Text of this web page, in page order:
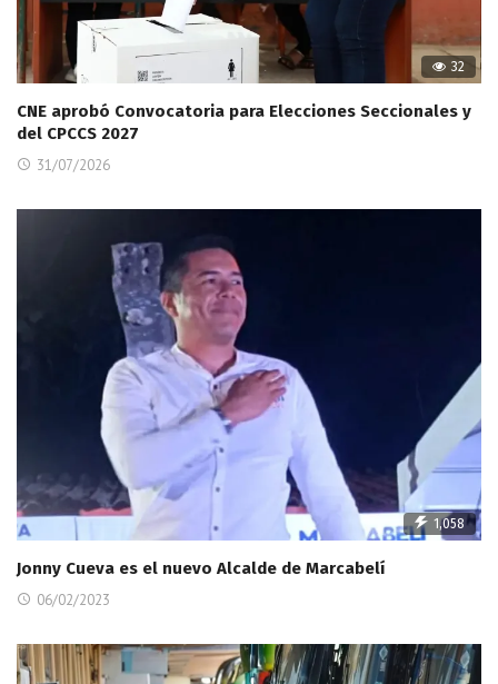
32
CNE aprobó Convocatoria para Elecciones Seccionales y
del CPCCS 2027
31/07/2026
1,058
Jonny Cueva es el nuevo Alcalde de Marcabelí
06/02/2023